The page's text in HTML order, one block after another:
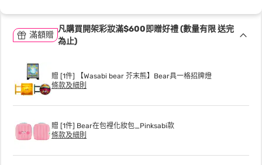
滿額贈
凡購買開架彩妝滿$600即贈好禮 (數量有限 送完
為止)
贈 [1件] 【Wasabi bear 芥末熊】Bear具一格招牌燈
條款及細則
贈 [1件] Bear在包裡化妝包_Pinksabi款
條款及細則